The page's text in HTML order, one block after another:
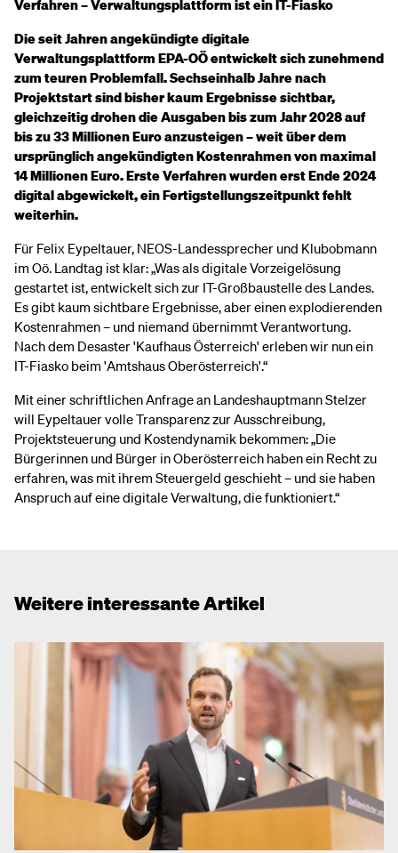
Verfahren – Verwaltungsplattform ist ein IT-Fiasko
Die seit Jahren angekündigte digitale
Verwaltungsplattform EPA-OÖ entwickelt sich zunehmend
zum teuren Problemfall. Sechseinhalb Jahre nach
Projektstart sind bisher kaum Ergebnisse sichtbar,
gleichzeitig drohen die Ausgaben bis zum Jahr 2028 auf
bis zu 33 Millionen Euro anzusteigen – weit über dem
ursprünglich angekündigten Kostenrahmen von maximal
14 Millionen Euro. Erste Verfahren wurden erst Ende 2024
digital abgewickelt, ein Fertigstellungszeitpunkt fehlt
weiterhin.
Für Felix Eypeltauer, NEOS-Landessprecher und Klubobmann
im Oö. Landtag ist klar: „Was als digitale Vorzeigelösung
gestartet ist, entwickelt sich zur IT-Großbaustelle des Landes.
Es gibt kaum sichtbare Ergebnisse, aber einen explodierenden
Kostenrahmen – und niemand übernimmt Verantwortung.
Nach dem Desaster 'Kaufhaus Österreich' erleben wir nun ein
IT-Fiasko beim 'Amtshaus Oberösterreich'.“
Mit einer schriftlichen Anfrage an Landeshauptmann Stelzer
will Eypeltauer volle Transparenz zur Ausschreibung,
Projektsteuerung und Kostendynamik bekommen: „Die
Bürgerinnen und Bürger in Oberösterreich haben ein Recht zu
erfahren, was mit ihrem Steuergeld geschieht – und sie haben
Anspruch auf eine digitale Verwaltung, die funktioniert.“
Weitere interessante Artikel